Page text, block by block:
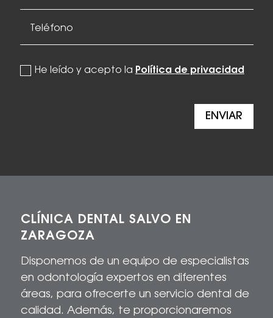
He leído y acepto la Política de privacidad
ENVIAR
CLÍNICA DENTAL SALVO EN
ZARAGOZA
Disponemos de un equipo de especialistas
en odontología expertos en diferentes
áreas, para ofrecerteun servicio dental de
calidad. Además, te proporcionaremos